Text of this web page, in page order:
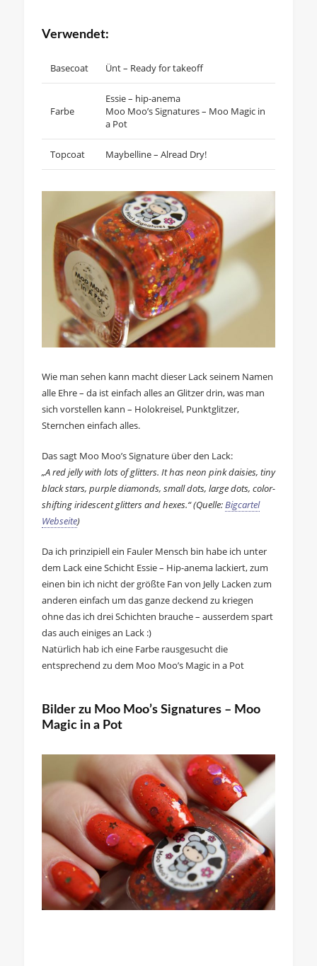
Verwendet:
Basecoat Ünt – Ready for takeoff
Farbe
Essie – hip-anema
Moo Moo’s Signatures – Moo Magic in
a Pot
Topcoat Maybelline – Alread Dry!
Wie man sehen kann macht dieser Lack seinem Namen
alle Ehre – da ist einfach alles an Glitzer drin, was man
sich vorstellen kann – Holokreisel, Punktglitzer,
Sternchen einfach alles.
Das sagt Moo Moo’s Signature über den Lack:
„A red jelly with lots of glitters. It has neon pink daisies, tiny
black stars, purple diamonds, small dots, large dots, color-
shifting iridescent glitters and hexes.“ (Quelle:Bigcartel
Webseite)
Da ich prinzipiell ein Fauler Mensch bin habe ich unter
dem Lack eine Schicht Essie – Hip-anema lackiert, zum
einen bin ich nicht der größte Fan von Jelly Lacken zum
anderen einfach um das ganze deckend zu kriegen
ohne das ich drei Schichten brauche – ausserdem spart
das auch einiges an Lack :)
Natürlich hab ich eine Farbe rausgesucht die
entsprechend zu dem Moo Moo’s Magic in a Pot
Bilder zu Moo Moo’s Signatures – Moo
Magic in a Pot